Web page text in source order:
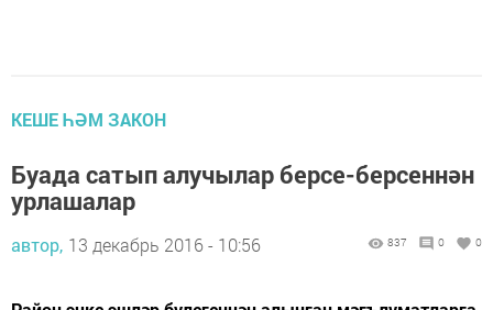
КЕШЕ ҺӘМ ЗАКОН
Буада сатып алучылар берсе-берсеннән
урлашалар
автор, 13 декабрь 2016 - 10:56 837 0 0